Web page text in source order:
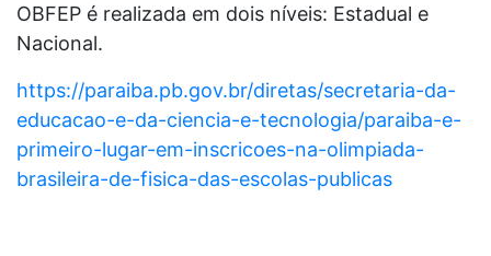
OBFEP é realizada em dois níveis: Estadual e
Nacional.
https://paraiba.pb.gov.br/diretas/secretaria-da-
educacao-e-da-ciencia-e-tecnologia/paraiba-e-
primeiro-lugar-em-inscricoes-na-olimpiada-
brasileira-de-fisica-das-escolas-publicas